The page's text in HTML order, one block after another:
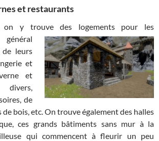
et restaurants
on y trouve des logements pour les
général
de leurs
et
et
de
bois, etc. On trouve également des halles
ces grands bâtiments sans mur à la
qui commencent à fleurir un peu